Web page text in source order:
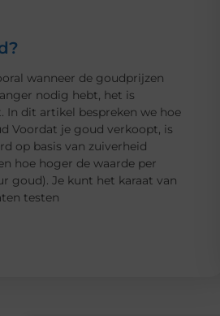
wanneer de goudprijzen
nodig hebt, het is
dit artikel bespreken we hoe
Voordat je goud verkoopt, is
op basis van zuiverheid
hoe hoger de waarde per
goud). Je kunt het karaat van
testen